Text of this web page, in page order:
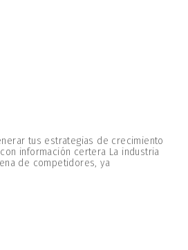
tus estrategias de crecimiento
información certera La industria
de competidores, ya